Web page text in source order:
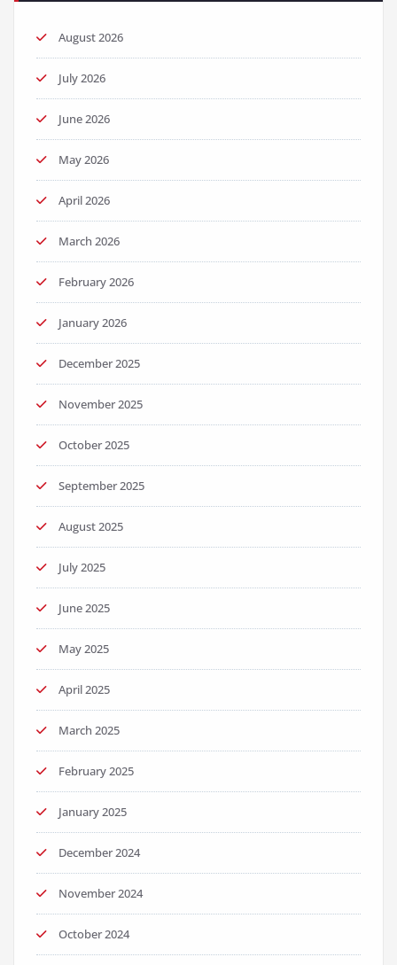
August 2026
July 2026
June 2026
May 2026
April 2026
March 2026
February 2026
January 2026
December 2025
November 2025
October 2025
September 2025
August 2025
July 2025
June 2025
May 2025
April 2025
March 2025
February 2025
January 2025
December 2024
November 2024
October 2024